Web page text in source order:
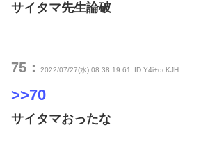
サイタマ先生論破
75： 2022/07/27(水) 08:38:19.61 ID:Y4i+dcKJH
>>70
サイタマおったな